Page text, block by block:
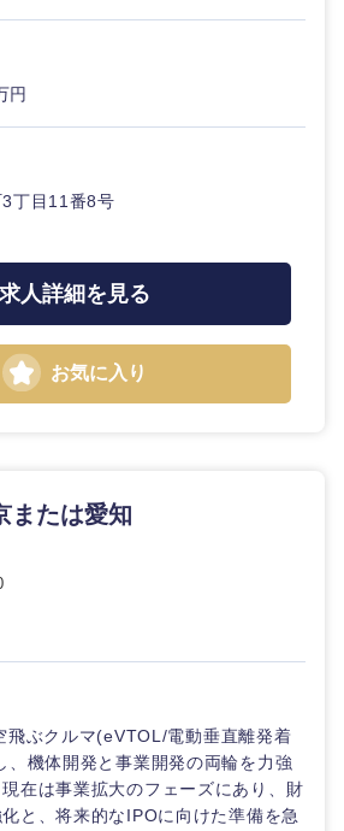
円
丁目11番8号
求人詳細を見る
お気に入り
または愛知
飛ぶクルマ(eVTOL/電動垂直離発着
、機体開発と事業開発の両輪を力強
在は事業拡大のフェーズにあり、財
と、将来的なIPOに向けた準備を急